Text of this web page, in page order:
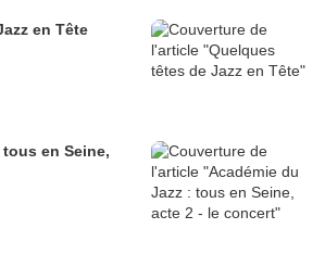
en Tête
en Seine,